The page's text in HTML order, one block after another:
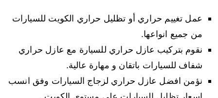
عمل تغييم حراري أو تظليل حراري الكويت للسيارات
من جميع انواعها.
نقوم بتركيب عازل حراري للسيارة مع عازل حراري
شفاف للسيارات باتقان و مهارة عالية.
نؤمن افضل عازل حراري لزجاج السيارات وفق انسب